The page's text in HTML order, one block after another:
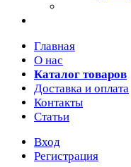
Главная
О нас
Каталог товаров
Доставка и оплата
Контакты
Статьи
Вход
Регистрация